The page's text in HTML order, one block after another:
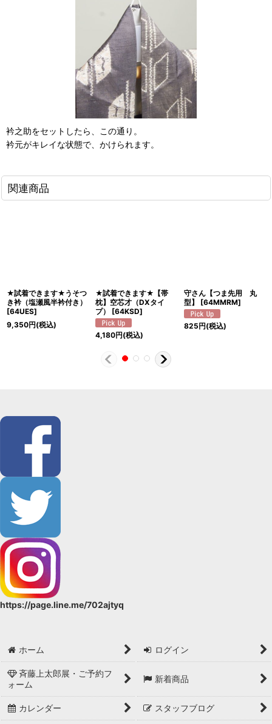
衿之助をセットしたら、この通り。
衿元がキレイな状態で、かけられます。
関連商品
★試着できます★うそつ
き衿（塩瀬風半衿付き）
[64UES]
9,350円(税込)
★試着できます★【帯
枕】空芯才（DXタイ
プ）
[64KSD]
4,180円(税込)
守さん【つま先用 丸
型】
[64MMRM]
825円(税込)
https://page.line.me/702ajtyq
ホーム ログイン
斉藤上太郎展・ご予約フ
ォーム
新着商品
カレンダー スタッフブログ